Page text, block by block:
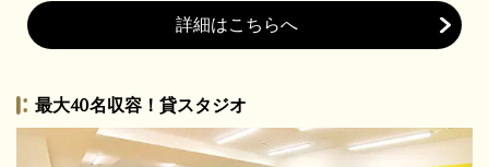
詳細はこちらへ
最大40名収容！貸スタジオ